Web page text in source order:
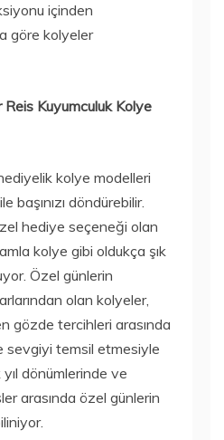
içinden
göre kolyeler
Reis Kuyumculuk Kolye
kolye modelleri
başınızı döndürebilir.
hediye seçeneği olan
kolye gibi oldukça şık
Özel günlerin
olan kolyeler,
gözde tercihleri arasında
sevgiyi temsil etmesiyle
dönümlerinde ve
arasında özel günlerin